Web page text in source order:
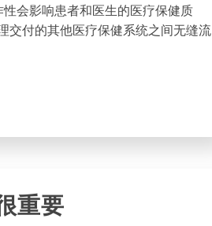
会影响患者和医生的医疗保健质
交付的其他医疗保健系统之间无缝流
重要